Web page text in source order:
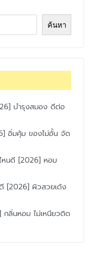
ค้นหา
บำรุงสมอง ดีต่อ
อิ่มคุ้ม ของไม่อั้น จัด
หนดี [2026] หอม
[2026] ผิวสวยเด้ง
ลิ่นหอม ไม่เหนียวติด